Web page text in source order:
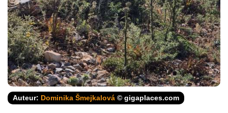
Auteur: Dominika Šmejkalová © gigaplaces.com